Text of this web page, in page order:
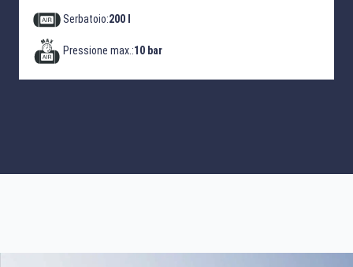
Serbatoio:200 l
Pressione max.:10 bar